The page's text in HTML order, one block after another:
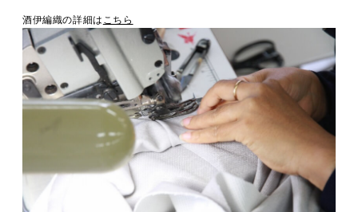
酒伊編織の詳細は こちら